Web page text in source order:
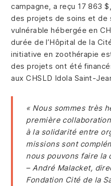
campagne, a reçu 17 863
des projets de soins et de
vulnérable hébergée en
durée de l’Hôpital de la
initiative en zoothérapie
des projets ont été
aux CHSLD Idola Saint-
« Nous sommes très
première
à la solidarité entre
missions sont
nous pouvons faire la
– André Malacket,
Fondation Cité de la